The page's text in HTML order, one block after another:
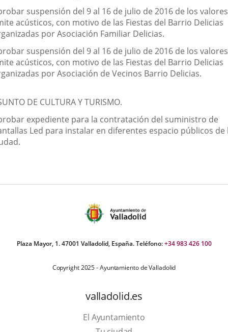
suspensión del 9 al 16 de julio de 2016 de los valores
acústicos, con motivo de las Fiestas del Barrio Delicias
por Asociación Familiar Delicias.
suspensión del 9 al 16 de julio de 2016 de los valores
acústicos, con motivo de las Fiestas del Barrio Delicias
por Asociación de Vecinos Barrio Delicias.
DE CULTURA Y TURISMO.
expediente para la contratación del suministro de
Led para instalar en diferentes espacio públicos de
Plaza Mayor, 1. 47001 Valladolid, España. Teléfono:+34 983 426 100
Copyright 2025 - Ayuntamiento de Valladolid
valladolid.es
El Ayuntamiento